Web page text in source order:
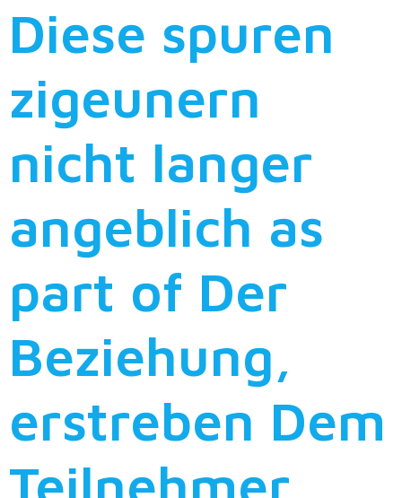
Diese spuren
zigeunern
nicht langer
angeblich as
part of Der
Beziehung,
erstreben Dem
Teilnehmer